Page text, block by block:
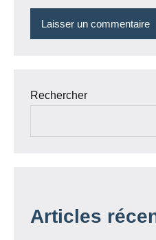
Rechercher
Articles